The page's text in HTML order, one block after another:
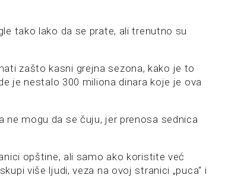
tako lako da se prate, ali trenutno su
zašto kasni grejna sezona, kako je to
je nestalo 300 miliona dinara koje je ova
ne mogu da se čuju, jer prenosa sednica
opštine, ali samo ako koristite već
više ljudi, veza na ovoj stranici „puca“ i